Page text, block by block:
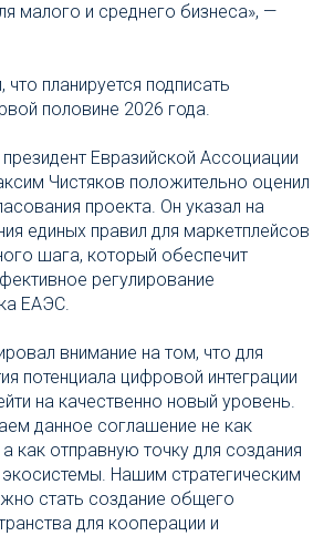
малого и среднего бизнеса», —
планируется подписать
половине 2026 года.
Евразийской Ассоциации
Чистяков положительно оценил
проекта. Он указал на
единых правил для маркетплейсов
шага, который обеспечит
регулирование
ЕАЭС.
внимание на том, что для
потенциала цифровой интеграции
на качественно новый уровень.
данное соглашение не как
как отправную точку для создания
Нашим стратегическим
стать создание общего
для кооперации и